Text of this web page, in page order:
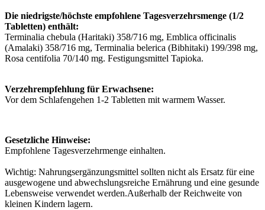
Die niedrigste/höchste empfohlene Tagesverzehrsmenge (1/2
Tabletten) enthält:
Terminalia chebula (Haritaki) 358/716 mg, Emblica officinalis
(Amalaki) 358/716 mg, Terminalia belerica (Bibhitaki) 199/398 mg,
Rosa centifolia 70/140 mg. Festigungsmittel Tapioka.
Verzehrempfehlung für Erwachsene:
Vor dem Schlafengehen 1-2 Tabletten mit warmem Wasser.
Gesetzliche Hinweise:
Empfohlene Tagesverzehrmenge einhalten.
Wichtig: Nahrungsergänzungsmittel sollten nicht als Ersatz für eine
ausgewogene und abwechslungsreiche Ernährung und eine gesunde
Lebensweise verwendet werden.Außerhalb der Reichweite von
kleinen Kindern lagern.